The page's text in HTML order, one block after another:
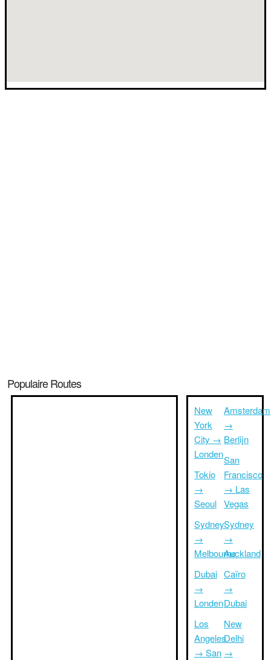
Populaire Routes
New
York
City →
Londen
Tokio
→
Seoul
Sydney
→
Melbourne
Dubai
→
Londen
Los
Angeles
→ San
Amsterdam
→
Berlijn
San
Francisco
→ Las
Vegas
Sydney
→
Auckland
Caïro
→
Dubai
New
Delhi
→